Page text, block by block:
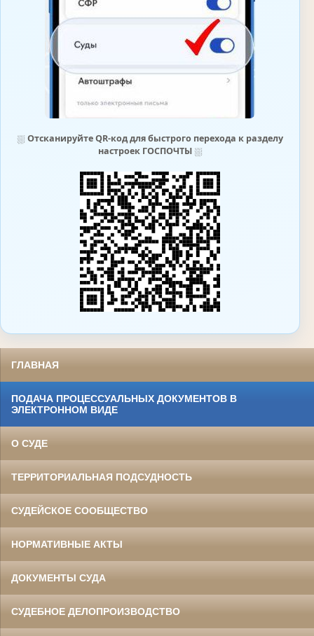
⛆ Отсканируйте QR-код для быстрого перехода к разделу
настроек ГОСПОЧТЫ⛆
ГЛАВНАЯ
ПОДАЧА ПРОЦЕССУАЛЬНЫХ ДОКУМЕНТОВ В
ЭЛЕКТРОННОМ ВИДЕ
О СУДЕ
ТЕРРИТОРИАЛЬНАЯ ПОДСУДНОСТЬ
СУДЕЙСКОЕ СООБЩЕСТВО
НОРМАТИВНЫЕ АКТЫ
ДОКУМЕНТЫ СУДА
СУДЕБНОЕ ДЕЛОПРОИЗВОДСТВО